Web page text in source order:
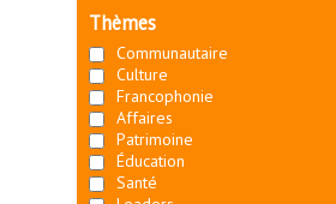
Thèmes
Communautaire
Culture
Francophonie
Affaires
Patrimoine
Éducation
Santé